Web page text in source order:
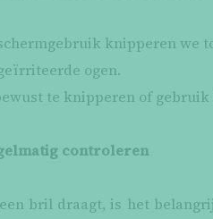
knipperen we
ogen.
te knipperen of
controleren
bril draagt, is het